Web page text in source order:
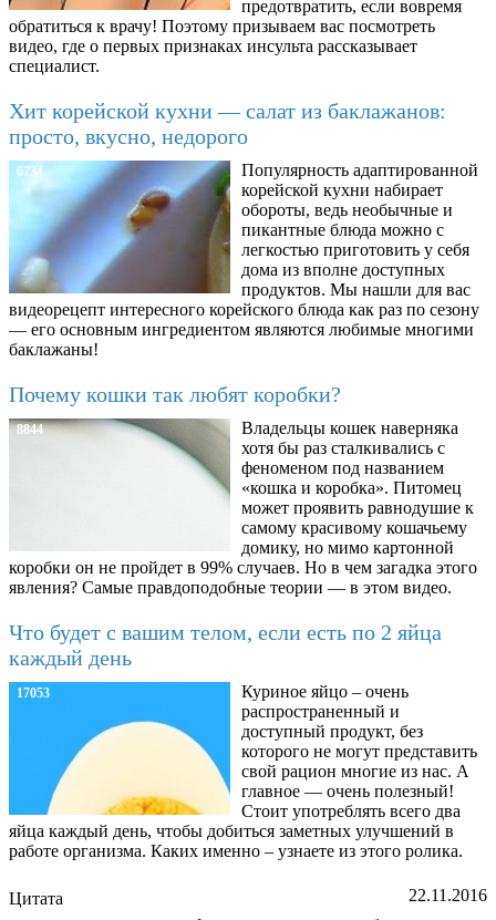
предотвратить, если вовремя
обратиться к врачу! Поэтому призываем вас посмотреть
видео, где о первых признаках инсульта рассказывает
специалист.
Хит корейской кухни — салат из баклажанов:
просто, вкусно, недорого
6734
Популярность адаптированной
корейской кухни набирает
обороты, ведь необычные и
пикантные блюда можно с
легкостью приготовить у себя
дома из вполне доступных
продуктов. Мы нашли для вас
видеорецепт интересного корейского блюда как раз по сезону
— его основным ингредиентом являются любимые многими
баклажаны!
Почему кошки так любят коробки?
8844
Владельцы кошек наверняка
хотя бы раз сталкивались с
феноменом под названием
«кошка и коробка». Питомец
может проявить равнодушие к
самому красивому кошачьему
домику, но мимо картонной
коробки он не пройдет в 99% случаев. Но в чем загадка этого
явления? Самые правдоподобные теории — в этом видео.
Что будет с вашим телом, если есть по 2 яйца
каждый день
17053
Куриное яйцо – очень
распространенный и
доступный продукт, без
которого не могут представить
свой рацион многие из нас. А
главное — очень полезный!
Стоит употреблять всего два
яйца каждый день, чтобы добиться заметных улучшений в
работе организма. Каких именно – узнаете из этого ролика.
22.11.2016
Цитата